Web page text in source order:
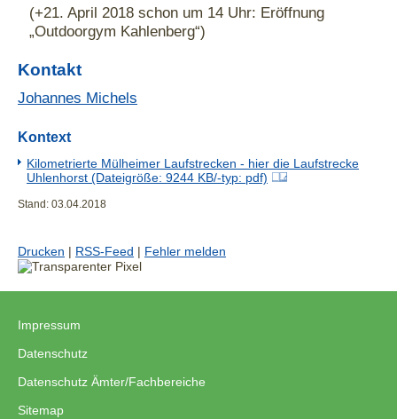
(+21. April 2018 schon um 14 Uhr: Eröffnung
„Outdoorgym Kahlenberg“)
Kontakt
Johannes Michels
Kontext
Kilometrierte Mülheimer Laufstrecken - hier die Laufstrecke
Uhlenhorst (Dateigröße: 9244 KB/-typ: pdf)
Stand: 03.04.2018
Drucken | RSS-Feed | Fehler melden
Impressum
Datenschutz
Datenschutz Ämter/Fachbereiche
Sitemap